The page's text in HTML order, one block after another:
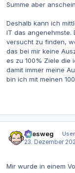
Summe aber
Deshalb kann ich
IT das angenehmste.
versucht zu finden,
das bei mir keine
es zu 100% Ziele die
damit immer meine
bin ich mit meinen
allesweg
User
23. Dezember
Mir wurde in einem